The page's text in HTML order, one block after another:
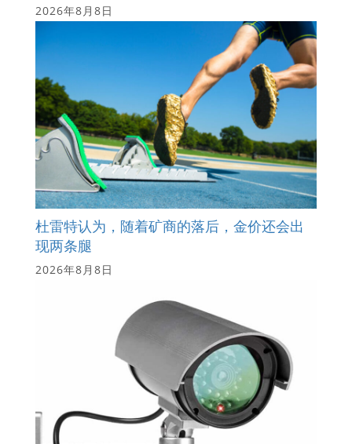
2026年8月8日
杜雷特认为，随着矿商的落后，金价还会出
现两条腿
2026年8月8日